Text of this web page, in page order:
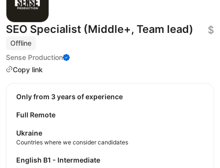
SEO Specialist (Middle+, Team lead)
Offline
Sense Production
Copy link
$
Only from 3 years of experience
Full Remote
Ukraine
Countries where we consider candidates
English B1 - Intermediate